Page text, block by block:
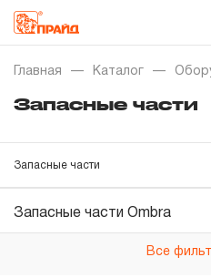
Каталог
Новинки
Распродажа
Уцененный товар
Главная Каталог
Запасные части
Запасные части
Запасные части Ombra
Все